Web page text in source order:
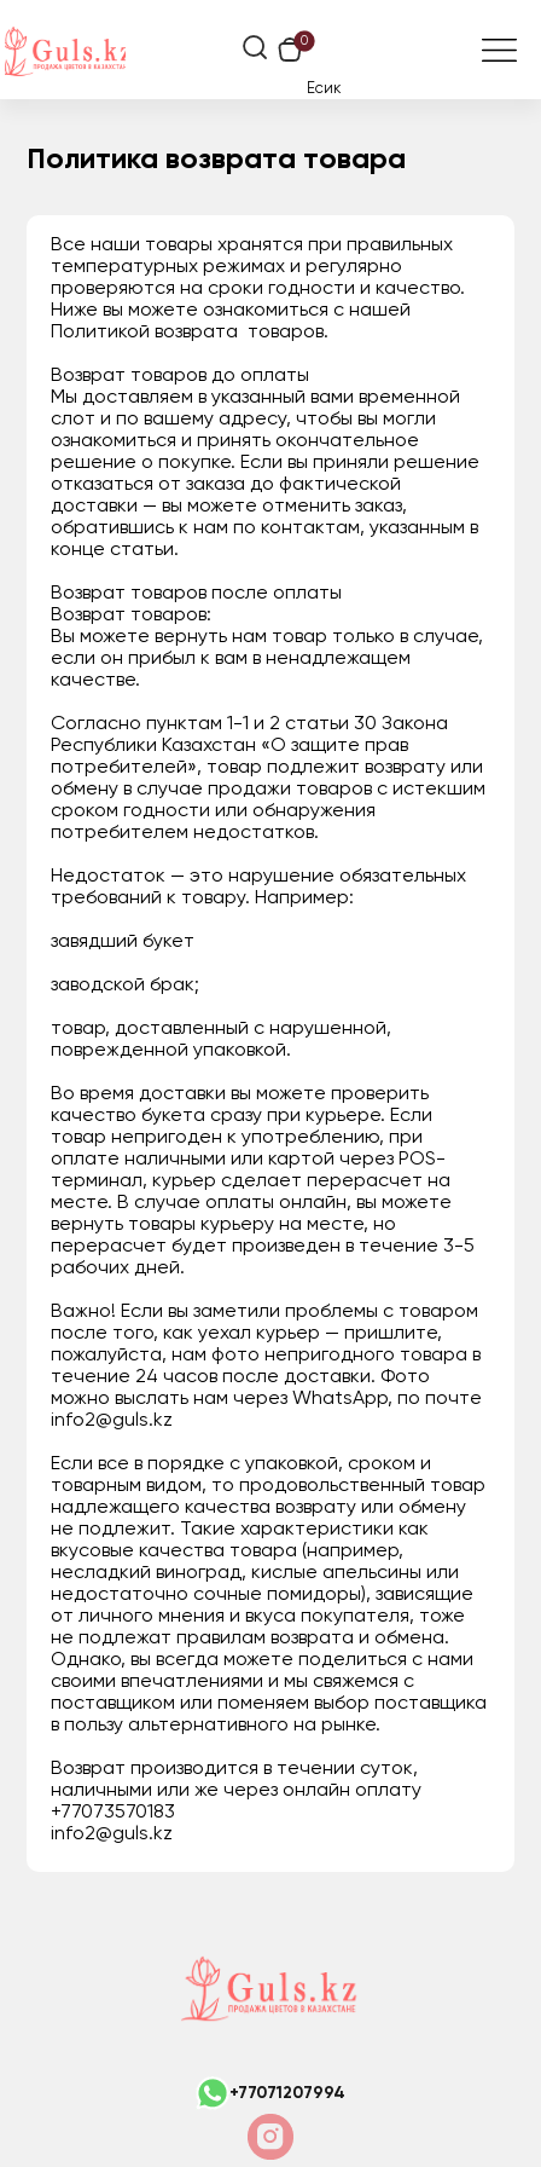
0
Есик
Политика возврата товара
Все наши товары хранятся при правильных
температурных режимах и регулярно
проверяются на сроки годности и качество.
Ниже вы можете ознакомиться с нашей
Политикой возврата товаров.
Возврат товаров до оплаты
Мы доставляем в указанный вами временной
слот и по вашему адресу, чтобы вы могли
ознакомиться и принять окончательное
решение о покупке. Если вы приняли решение
отказаться от заказа до фактической
доставки — вы можете отменить заказ,
обратившись к нам по контактам, указанным в
конце статьи.
Возврат товаров после оплаты
Возврат товаров:
Вы можете вернуть нам товар только в случае,
если он прибыл к вам в ненадлежащем
качестве.
Согласно пунктам 1-1 и 2 статьи 30 Закона
Республики Казахстан «О защите прав
потребителей», товар подлежит возврату или
обмену в случае продажи товаров с истекшим
сроком годности или обнаружения
потребителем недостатков.
Недостаток — это нарушение обязательных
требований к товару. Например:
завядший букет
заводской брак;
товар, доставленный с нарушенной,
поврежденной упаковкой.
Во время доставки вы можете проверить
качество букета сразу при курьере. Если
товар непригоден к употреблению, при
оплате наличными или картой через POS-
терминал, курьер сделает перерасчет на
месте. В случае оплаты онлайн, вы можете
вернуть товары курьеру на месте, но
перерасчет будет произведен в течение 3-5
рабочих дней.
Важно! Если вы заметили проблемы с товаром
после того, как уехал курьер — пришлите,
пожалуйста, нам фото непригодного товара в
течение 24 часов после доставки. Фото
можно выслать нам через WhatsApp, по почте
info2@guls.kz
Если все в порядке с упаковкой, сроком и
товарным видом, то продовольственный товар
надлежащего качества возврату или обмену
не подлежит. Такие характеристики как
вкусовые качества товара (например,
несладкий виноград, кислые апельсины или
недостаточно сочные помидоры), зависящие
от личного мнения и вкуса покупателя, тоже
не подлежат правилам возврата и обмена.
Однако, вы всегда можете поделиться с нами
своими впечатлениями и мы свяжемся с
поставщиком или поменяем выбор поставщика
в пользу альтернативного на рынке.
Возврат производится в течении суток,
наличными или же через онлайн оплату
+77073570183
info2@guls.kz
+77071207994